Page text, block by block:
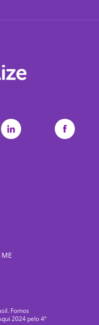
Fomos
2024 pelo 4º